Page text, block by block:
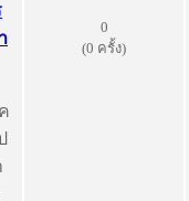
0
(0 ครั้ง)